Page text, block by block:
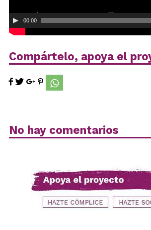
00:00
Compártelo, apoya el
No hay comentarios